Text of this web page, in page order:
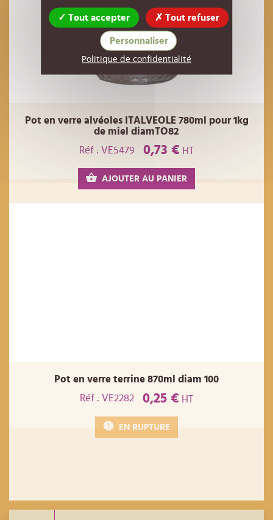
Pot en verre alvéoles ITALVEOLE 780ml pour 1kg
de miel diamTO82
Réf : VE5479
0,73 € HT
AJOUTER AU PANIER
Pot en verre terrine 870ml diam 100
Réf : VE2282
0,25 € HT
EN RUPTURE
Tout accepter Tout refuser
Personnaliser
Politique de confidentialité